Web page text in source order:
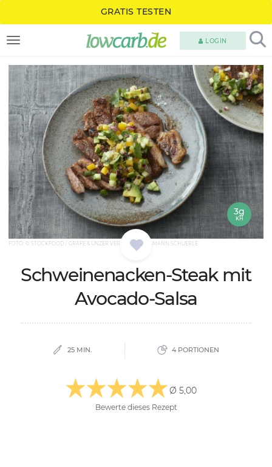
GRATIS TESTEN
TOGGLE NAVIGATION LOGIN
FOTO: © STOCKFOOD / GRÄFE & UNZER VERLAG / GROSSMANN.SCHUERLE
3g
KH
Schwei­ne­n­acken-Steak mit
Avo­ca­do-Sal­sa
25 MIN. 4 PORTIONEN
Ø 5,00
Bewerte dieses Rezept